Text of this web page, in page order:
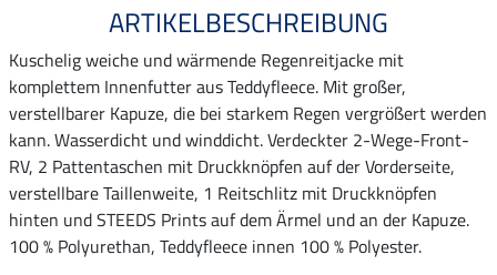
ARTIKELBESCHREIBUNG
Kuschelig weiche und wärmende Regenreitjacke mit
komplettem Innenfutter aus Teddyfleece. Mit großer,
verstellbarer Kapuze, die bei starkem Regen vergrößert werden
kann. Wasserdicht und winddicht. Verdeckter 2-Wege-Front-
RV, 2 Pattentaschen mit Druckknöpfen auf der Vorderseite,
verstellbare Taillenweite, 1 Reitschlitz mit Druckknöpfen
hinten und STEEDS Prints auf dem Ärmel und an der Kapuze.
100 % Polyurethan, Teddyfleece innen 100 % Polyester.